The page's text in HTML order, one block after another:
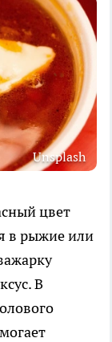
Unsplash
цвет
в рыжие или
В